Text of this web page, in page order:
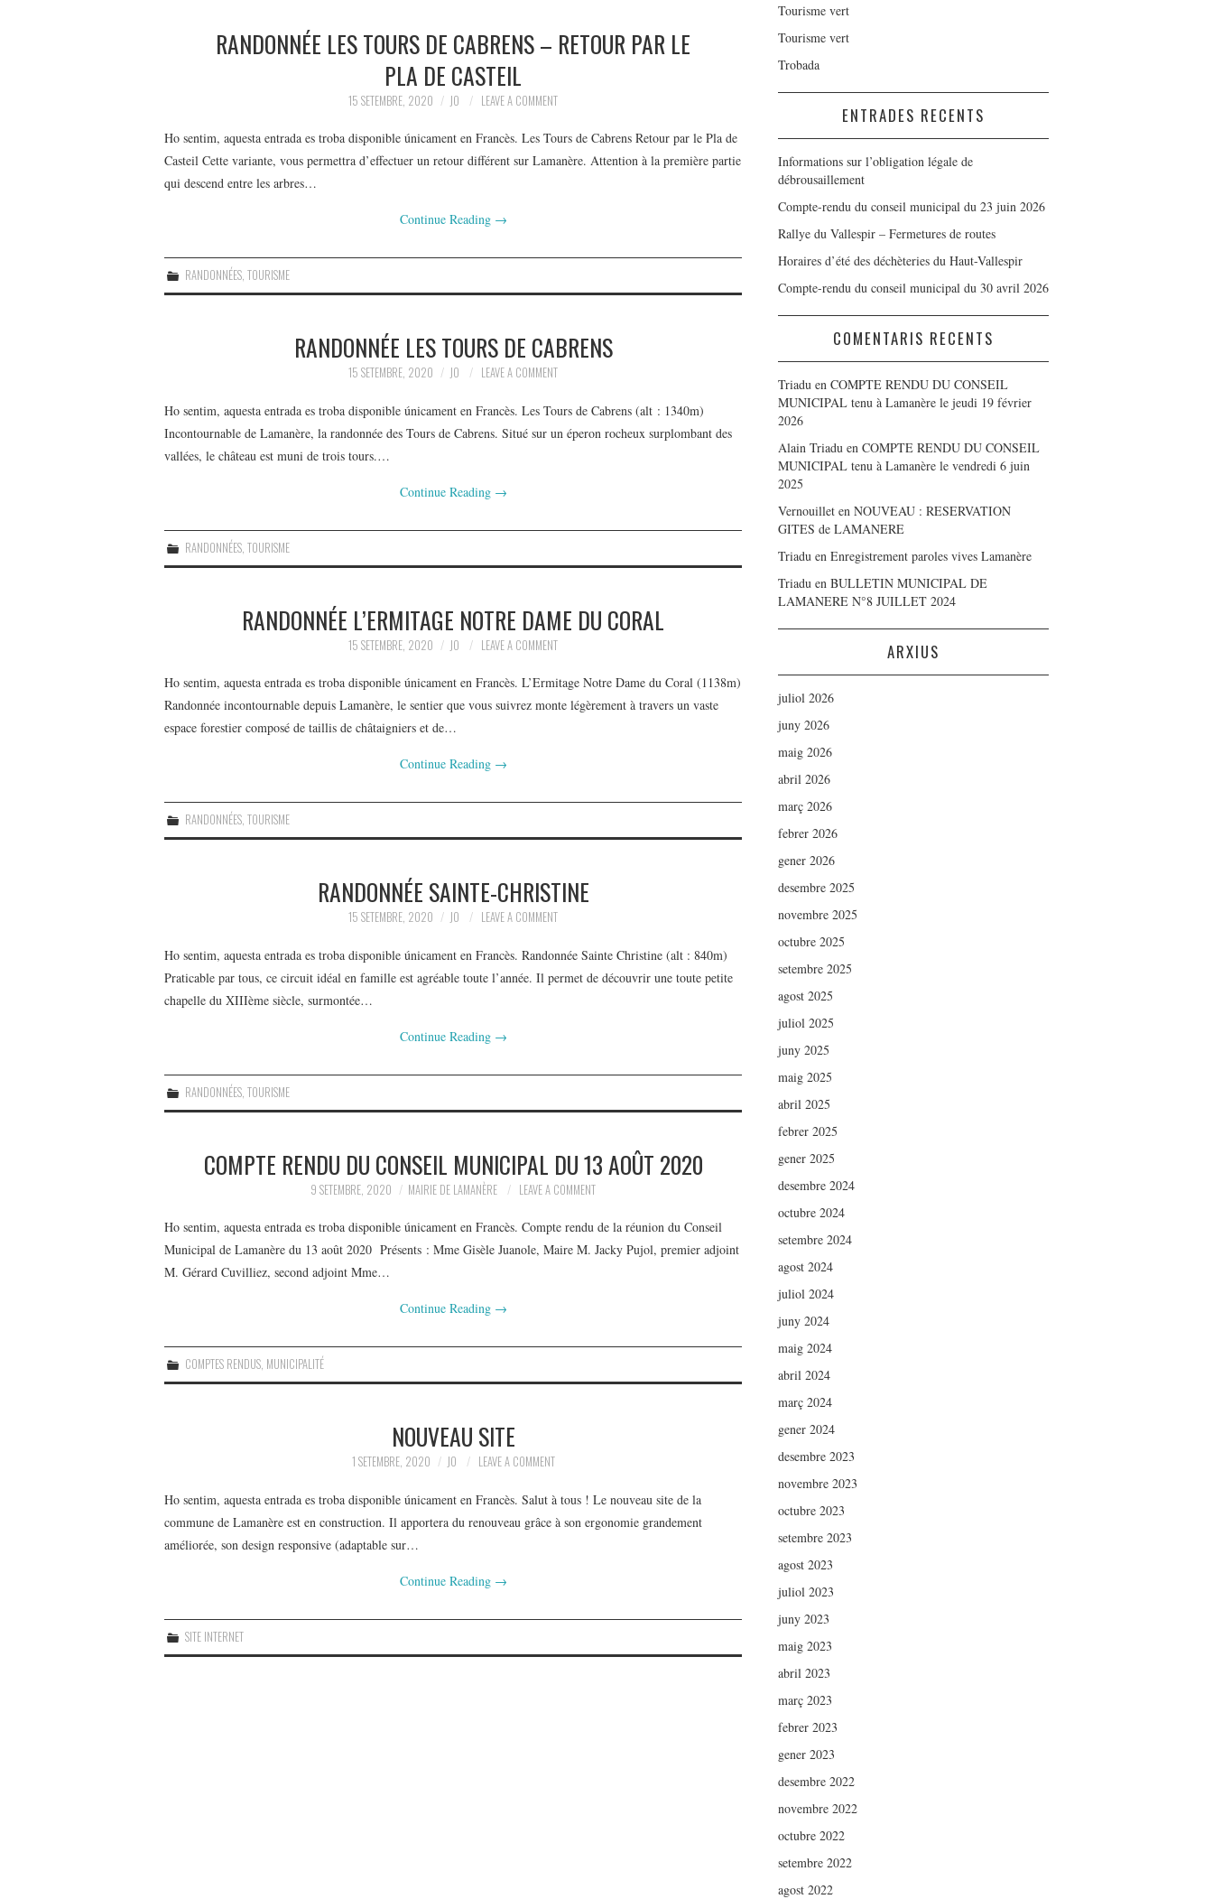
RANDONNÉE LES TOURS DE CABRENS – RETOUR PAR LE
PLA DE CASTEIL
15 SETEMBRE, 2020 JO LEAVE A COMMENT
Ho sentim, aquesta entrada es troba disponible únicament en Francès. Les Tours de Cabrens Retour par le Pla de
Casteil Cette variante, vous permettra d’effectuer un retour différent sur Lamanère. Attention à la première partie
qui descend entre les arbres…
Continue Reading →
RANDONNÉES,TOURISME
RANDONNÉE LES TOURS DE CABRENS
15 SETEMBRE, 2020 JO LEAVE A COMMENT
Ho sentim, aquesta entrada es troba disponible únicament en Francès. Les Tours de Cabrens (alt : 1340m)
Incontournable de Lamanère, la randonnée des Tours de Cabrens. Situé sur un éperon rocheux surplombant des
vallées, le château est muni de trois tours.…
Continue Reading →
RANDONNÉES,TOURISME
RANDONNÉE L’ERMITAGE NOTRE DAME DU CORAL
15 SETEMBRE, 2020 JO LEAVE A COMMENT
Ho sentim, aquesta entrada es troba disponible únicament en Francès. L’Ermitage Notre Dame du Coral (1138m)
Randonnée incontournable depuis Lamanère, le sentier que vous suivrez monte légèrement à travers un vaste
espace forestier composé de taillis de châtaigniers et de…
Continue Reading →
RANDONNÉES,TOURISME
RANDONNÉE SAINTE-CHRISTINE
15 SETEMBRE, 2020 JO LEAVE A COMMENT
Ho sentim, aquesta entrada es troba disponible únicament en Francès. Randonnée Sainte Christine (alt : 840m)
Praticable par tous, ce circuit idéal en famille est agréable toute l’année. Il permet de découvrir une toute petite
chapelle du XIIIème siècle, surmontée…
Continue Reading →
RANDONNÉES,TOURISME
COMPTE RENDU DU CONSEIL MUNICIPAL DU 13 AOÛT 2020
9 SETEMBRE, 2020 MAIRIE DE LAMANÈRE LEAVE A COMMENT
Ho sentim, aquesta entrada es troba disponible únicament en Francès. Compte rendu de la réunion du Conseil
Municipal de Lamanère du 13 août 2020 Présents : Mme Gisèle Juanole, Maire M. Jacky Pujol, premier adjoint
M. Gérard Cuvilliez, second adjoint Mme…
Continue Reading →
COMPTES RENDUS, MUNICIPALITÉ
NOUVEAU SITE
1 SETEMBRE, 2020 JO LEAVE A COMMENT
Ho sentim, aquesta entrada es troba disponible únicament en Francès. Salut à tous ! Le nouveau site de la
commune de Lamanère est en construction. Il apportera du renouveau grâce à son ergonomie grandement
améliorée, son design responsive (adaptable sur…
Continue Reading →
SITE INTERNET
Tourisme vert
Tourisme vert
Trobada
ENTRADES RECENTS
Informations sur l’obligation légale de
débrousaillement
Compte-rendu du conseil municipal du 23 juin 2026
Rallye du Vallespir – Fermetures de routes
Horaires d’été des déchèteries du Haut-Vallespir
Compte-rendu du conseil municipal du 30 avril 2026
COMENTARIS RECENTS
Triadu en COMPTE RENDU DU CONSEIL
MUNICIPAL tenu à Lamanère le jeudi 19 février
2026
Alain Triadu en COMPTE RENDU DU CONSEIL
MUNICIPAL tenu à Lamanère le vendredi 6 juin
2025
Vernouillet en NOUVEAU : RESERVATION
GITES de LAMANERE
Triadu en Enregistrement paroles vives Lamanère
Triadu en BULLETIN MUNICIPAL DE
LAMANERE N°8 JUILLET 2024
ARXIUS
juliol 2026
juny 2026
maig 2026
abril 2026
març 2026
febrer 2026
gener 2026
desembre 2025
novembre 2025
octubre 2025
setembre 2025
agost 2025
juliol 2025
juny 2025
maig 2025
abril 2025
febrer 2025
gener 2025
desembre 2024
octubre 2024
setembre 2024
agost 2024
juliol 2024
juny 2024
maig 2024
abril 2024
març 2024
gener 2024
desembre 2023
novembre 2023
octubre 2023
setembre 2023
agost 2023
juliol 2023
juny 2023
maig 2023
abril 2023
març 2023
febrer 2023
gener 2023
desembre 2022
novembre 2022
octubre 2022
setembre 2022
agost 2022